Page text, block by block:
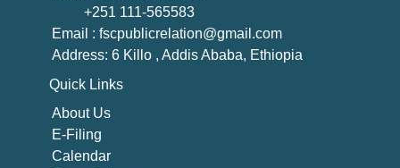
+251 111-565583
Email : fscpublicrelation@gmail.com
Address: 6 Killo , Addis Ababa, Ethiopia
Quick Links
About Us
E-Filing
Calendar